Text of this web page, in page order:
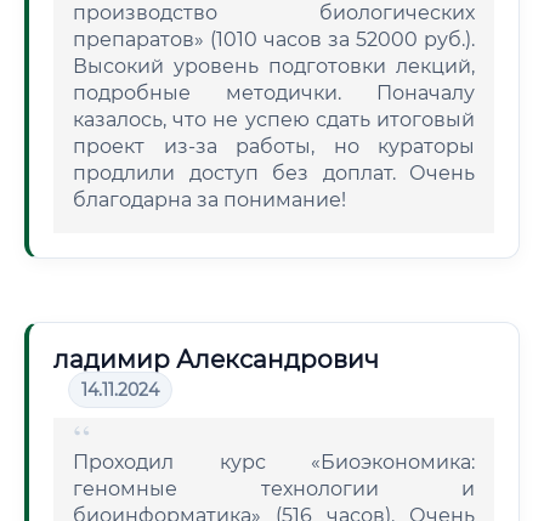
производство биологических
препаратов» (1010 часов за 52000 руб.).
Высокий уровень подготовки лекций,
подробные методички. Поначалу
казалось, что не успею сдать итоговый
проект из-за работы, но кураторы
продлили доступ без доплат. Очень
благодарна за понимание!
ладимир Александрович
14.11.2024
Проходил курс «Биоэкономика:
геномные технологии и
биоинформатика» (516 часов). Очень